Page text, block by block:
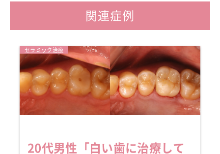
関連症例
セラミック治療
20代男性 「白い歯に治療して